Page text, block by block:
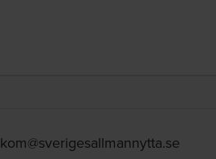
kom@sverigesallmannytta.se